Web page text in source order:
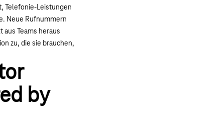
Telefonie-Leistungen
Neue Rufnummern
Teams heraus
zu, die sie brauchen,
by